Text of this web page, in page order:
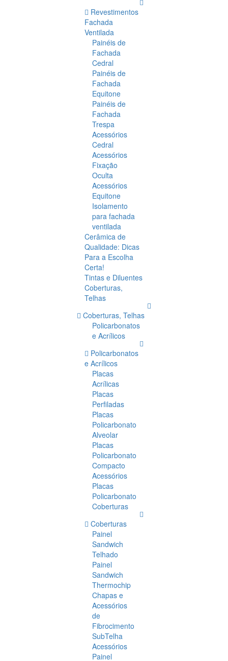
Revestimentos
Fachada
Ventilada
Painéis de
Fachada
Cedral
Painéis de
Fachada
Equitone
Painéis de
Fachada
Trespa
Acessórios
Cedral
Acessórios
Fixação
Oculta
Acessórios
Equitone
Isolamento
para fachada
ventilada
Cerâmica de
Qualidade: Dicas
Para a Escolha
Certa!
Tintas e Diluentes
Coberturas,
Telhas
Coberturas, Telhas
Policarbonatos
e Acrílicos
Policarbonatos
e Acrílicos
Placas
Acrílicas
Placas
Perfiladas
Placas
Policarbonato
Alveolar
Placas
Policarbonato
Compacto
Acessórios
Placas
Policarbonato
Coberturas
Coberturas
Painel
Sandwich
Telhado
Painel
Sandwich
Thermochip
Chapas e
Acessórios
de
Fibrocimento
SubTelha
Acessórios
Painel